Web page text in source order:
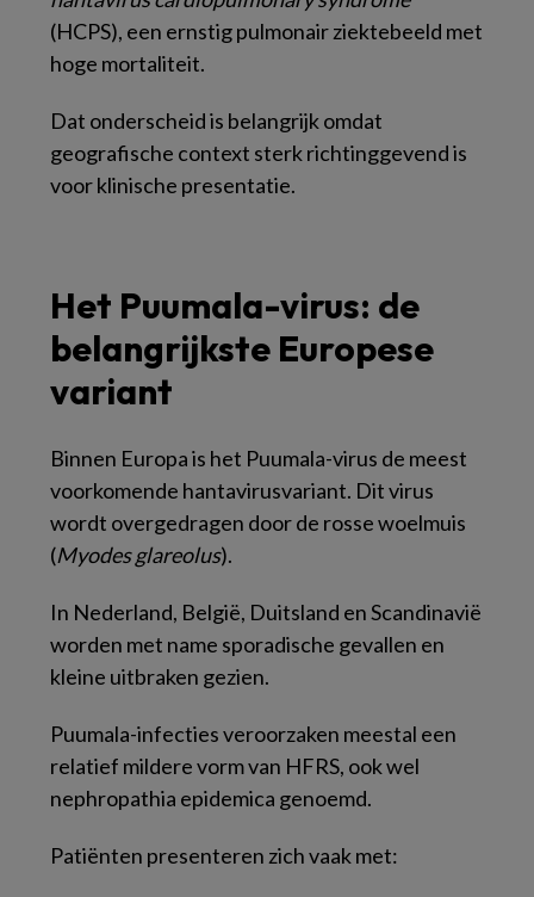
(HCPS), een ernstig pulmonair ziektebeeld met
hoge mortaliteit.
Dat onderscheid is belangrijk omdat
geografische context sterk richtinggevend is
voor klinische presentatie.
Het Puumala-virus: de
belangrijkste Europese
variant
Binnen Europa is het Puumala-virus de meest
voorkomende hantavirusvariant. Dit virus
wordt overgedragen door de rosse woelmuis
(Myodes glareolus).
In Nederland, België, Duitsland en Scandinavië
worden met name sporadische gevallen en
kleine uitbraken gezien.
Puumala-infecties veroorzaken meestal een
relatief mildere vorm van HFRS, ook wel
nephropathia epidemica genoemd.
Patiënten presenteren zich vaak met: